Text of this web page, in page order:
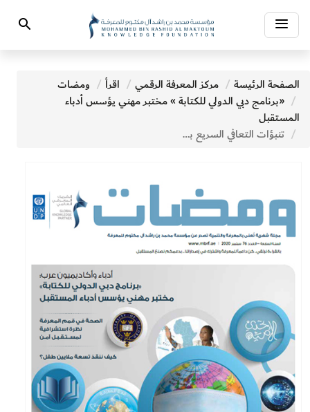
Toggle
navigation
Search
الصفحة الرئيسة مركز المعرفة الرقمي اقرأ
ومضات
«برنامج دبي الدولي للكتابة » مختبر مهني يؤسس أدباء
المستقبل
تنبؤات التعافي السريع بعد الركود الحاد